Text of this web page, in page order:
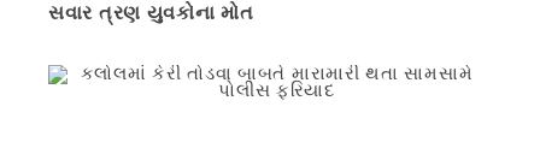
સવાર ત્રણ યુવકોના મોત